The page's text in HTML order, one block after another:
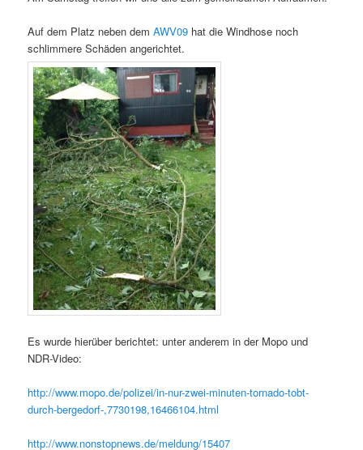
Auf dem Platz neben demAWV09 hat die Windhose noch
schlimmere Schäden angerichtet.
Es wurde hierüber berichtet: unter anderem in der Mopo und
NDR-Video:
http://www.mopo.de/polizei/in-nur-zwei-minuten-tornado-tobt-
durch-bergedorf-,7730198,16466104.html
http://www.nonstopnews.de/meldung/15407